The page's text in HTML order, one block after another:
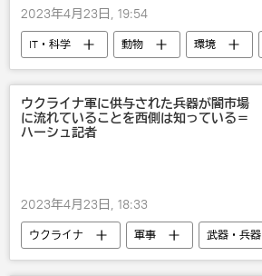
2023年4月23日, 19:54
IT・科学 動物 環境
ウクライナ軍に供与された兵器が闇市場
に流れていることを西側は知っている＝
ハーシュ記者
2023年4月23日, 18:33
ウクライナ 軍事
武器・兵器
米国人記者シーモア・ハーシュ氏による調査